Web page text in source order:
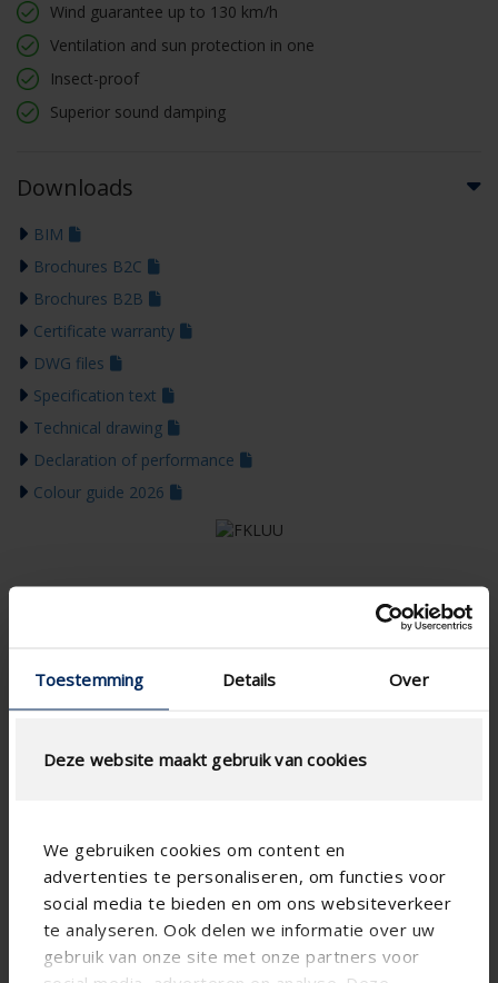
Toestemming Details Over
Deze website maakt gebruik van cookies
We gebruiken cookies om content en
advertenties te personaliseren, om functies voor
social media te bieden en om ons websiteverkeer
te analyseren. Ook delen we informatie over uw
gebruik van onze site met onze partners voor
Wind guarantee up to 130 km/h
Ventilation and sun protection in one
Insect-proof
Superior sound damping
Downloads
BIM
Brochures B2C
Brochures B2B
Certificate warranty
DWG files
Specification text
Technical drawing
Declaration of performance
Colour guide 2026